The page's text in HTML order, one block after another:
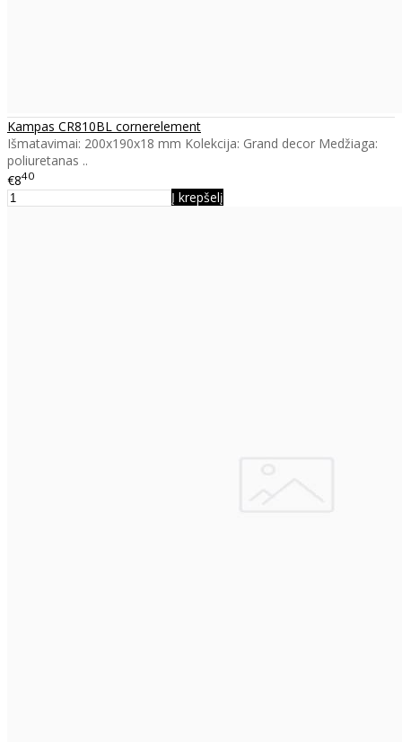
Kampas CR810BL cornerelement
Išmatavimai: 200x190x18 mm Kolekcija: Grand decor Medžiaga:
poliuretanas ..
€840
Į krepšelį